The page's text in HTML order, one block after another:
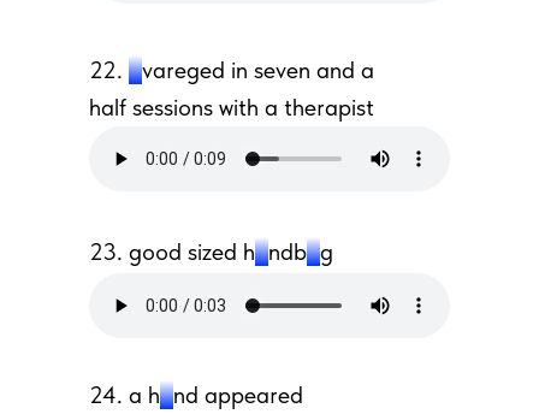
22. avareged in seven and a
half sessions with a therapist
23. good sized handbag
24. a hand appeared